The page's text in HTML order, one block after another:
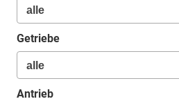
Getriebe
Antrieb